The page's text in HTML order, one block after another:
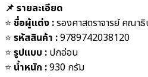
📌 รายละเอียด
⭐️ ชื่อผู้แต่ง :รองศาสตราจารย์ คณา
⭐️ รหัสสินค้า :9789742038120
⭐️ รูปแบบ : ปกอ่อน
⭐️ น้ำหนัก :930 กรัม